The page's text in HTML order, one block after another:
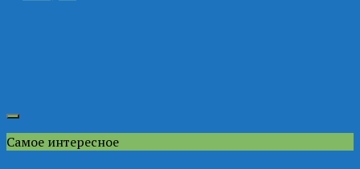
Самое интересное